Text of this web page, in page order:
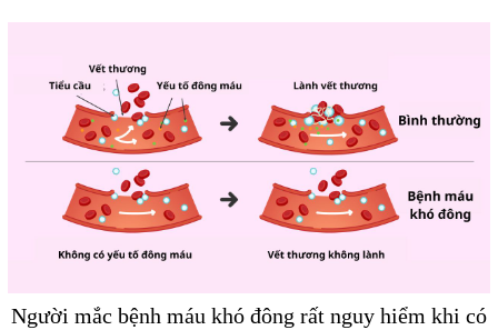
Người mắc bệnh máu khó đông rất nguy hiểm khi có